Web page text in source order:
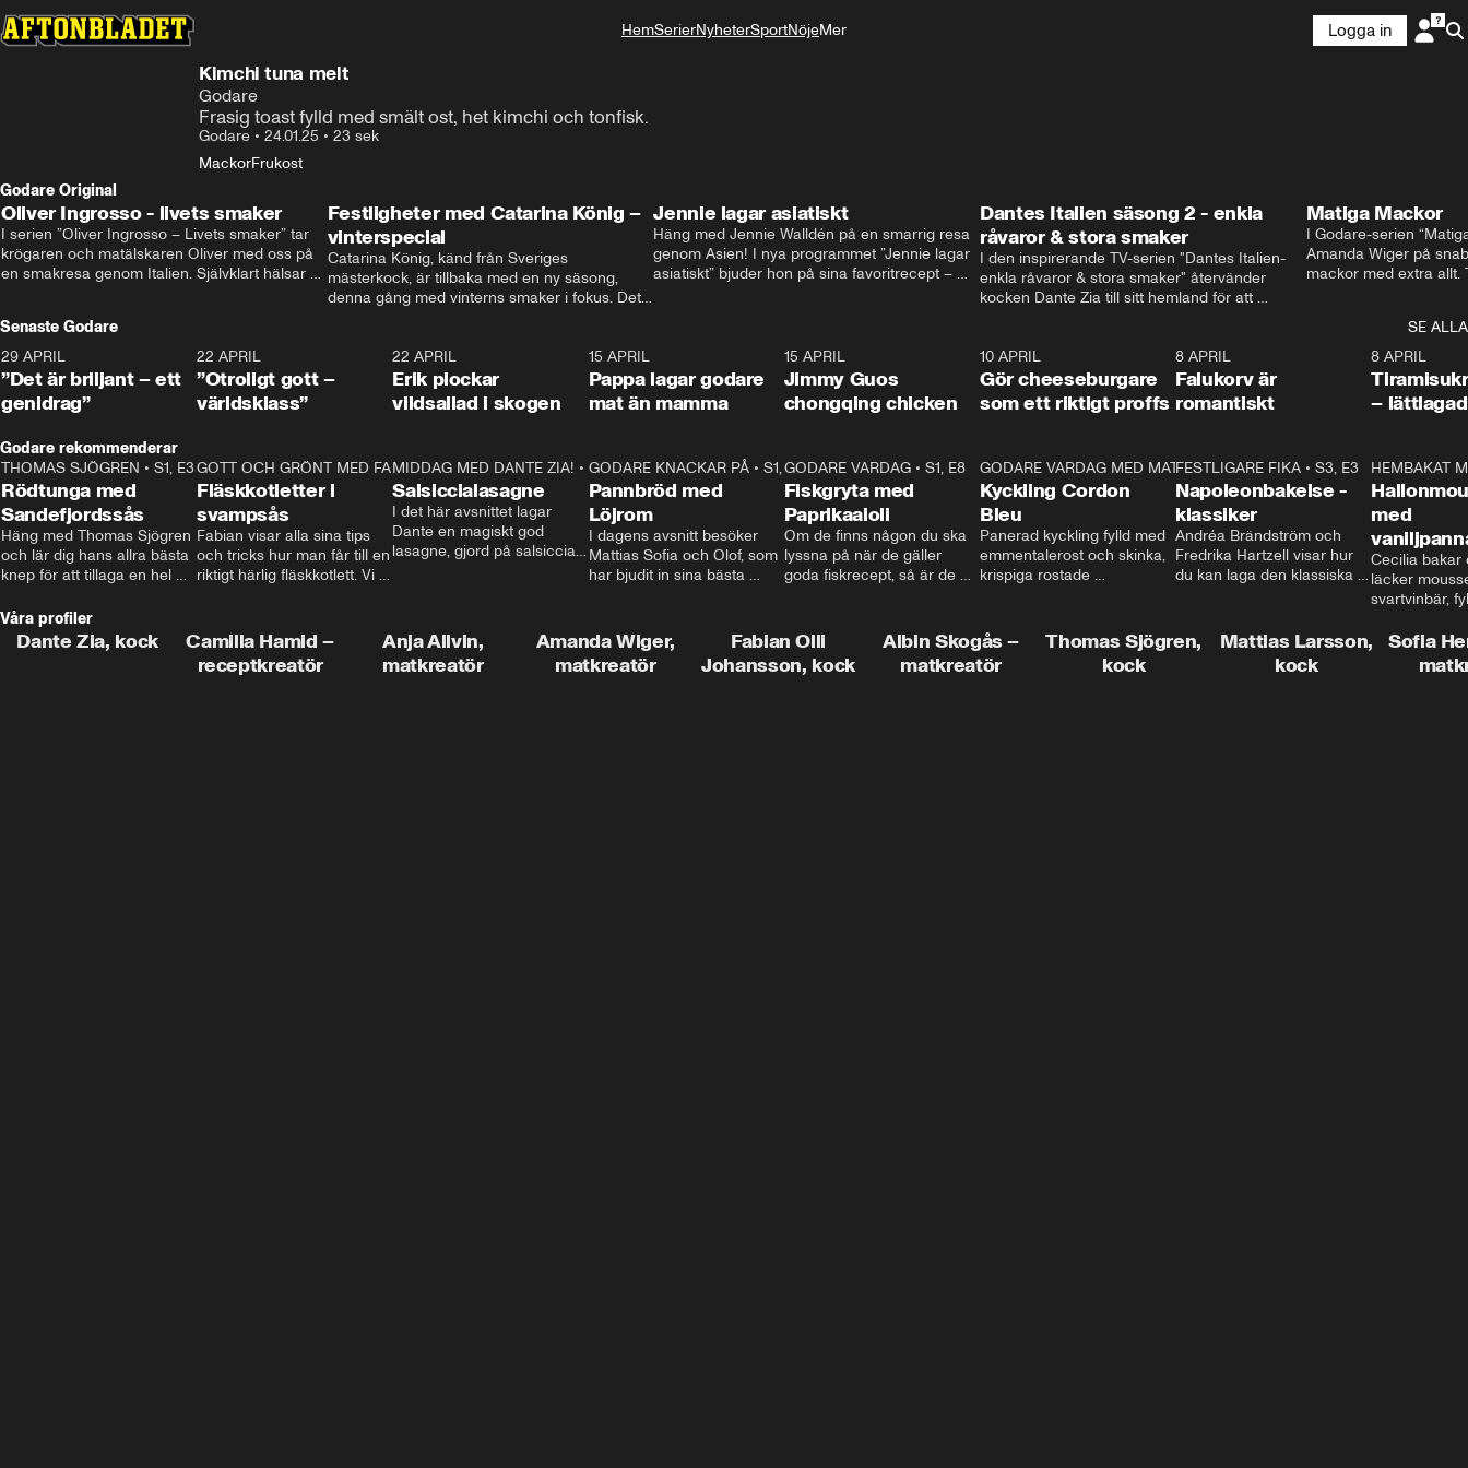
HemSerierNyheterSportNöjeMer
Logga in
Kimchi tuna melt
Godare
Frasig toast fylld med smält ost, het kimchi och tonfisk.
Godare • 24.01.25 • 23 sek
MackorFrukost
Godare Original
Oliver Ingrosso - livets smaker
I serien ”Oliver Ingrosso – Livets smaker” tar
krögaren och matälskaren Oliver med oss på
en smakresa genom Italien. Självklart hälsar
Festligheter med Catarina König –
vinterspecial
Catarina König, känd från Sveriges
mästerkock, är tillbaka med en ny säsong,
denna gång med vinterns smaker i fokus. Det
Jennie lagar asiatiskt
Häng med Jennie Walldén på en smarrig resa
genom Asien! I nya programmet ”Jennie lagar
asiatiskt” bjuder hon på sina favoritrecept –
Dantes Italien säsong 2 - enkla
råvaror & stora smaker
I den inspirerande TV-serien "Dantes Italien-
enkla råvaror & stora smaker" återvänder
kocken Dante Zia till sitt hemland för att
Dante regionen Emilia-Romagna och staden
Parma, där han upptäcker den genuina
matfilosofin Cucina Povera.
Matiga Mackor
I Godare-serien
Amanda Wiger på
mackor med extra allt.
italiensk variant med
festliga snittar som
Senaste Godare
SE ALLA
0:50
29 APRIL
”Det är briljant – ett
genidrag”
1:00
22 APRIL
”Otroligt gott –
världsklass”
22 APRIL
Erik plockar
vildsallad i skogen
15 APRIL
Pappa lagar godare
mat än mamma
15 APRIL
Jimmy Guos
chongqing chicken
2:04
10 APRIL
Gör cheeseburgare
som ett riktigt proffs
0:43
8 APRIL
Falukorv är
romantiskt
8 APRIL
–
Godare rekommenderar
13:56
THOMAS SJÖGREN • S1, E3
Rödtunga med
Sandefjordssås
Häng med Thomas Sjögren
och lär dig hans allra bästa
knep för att tillaga en hel
helstekt rödtunga med
sandefjordssås och en
magisk sallad på pepparrot
12:17
GOTT OCH GRÖNT MED FABBE•S2, E2
Fläskkotletter i
svampsås
Fabian visar alla sina tips
och tricks hur man får till en
riktigt härlig fläskkotlett. Vi
Fredrik som lämnat stan
och sadlat om till grisbonde
på Gotland.
16:10
MIDDAG MED DANTE ZIA! •S1, E1
Salsiccialasagne
I det här avsnittet lagar
Dante en magiskt god
lasagne, gjord på salsiccia
26:05
GODARE KNACKAR PÅ• S1, E3
Pannbröd med
Löjrom
I dagens avsnitt besöker
Mattias Sofia och Olof, som
har bjudit in sina bästa
visar hur man skapar en
riktig restaurangupplevelse
hemma, dom där extra
9:22
GODARE VARDAG• S1, E8
Fiskgryta med
Paprikaaioli
Om de finns någon du ska
lyssna på när de gäller
goda fiskrecept, så är de
livets fiskgryta. Den perfekta
vardagsmatsfavoriten som
funkar lika bra alla dagar i
11:35
GODARE VARDAG MED MATTIAS LARSSON•S1, E6
Kyckling Cordon
Bleu
Panerad kyckling fylld med
emmentalerost och skinka,
krispiga rostade
brynt smör och ärtor... Låter
det inte som en given succé
på middagsbordet i veckan?
13:18
FESTLIGARE FIKA •S3, E3
Napoleonbakelse -
klassiker
Andréa Brändström och
Fredrika Hartzell visar hur
du kan laga den klassiska
som imponerar vid varje
tillfälle!
HEMBAKAT
med
Cecilia bakar
läcker
svartvinbär,
som vilar
smulbotten.
allting med
Våra profiler
Dante Zia, kock
Camilla Hamid –
receptkreatör
Anja Allvin,
matkreatör
Amanda Wiger,
matkreatör
Fabian Olli
Johansson, kock
Albin Skogås –
matkreatör
Thomas Sjögren,
kock
Mattias Larsson,
kock
Sofia